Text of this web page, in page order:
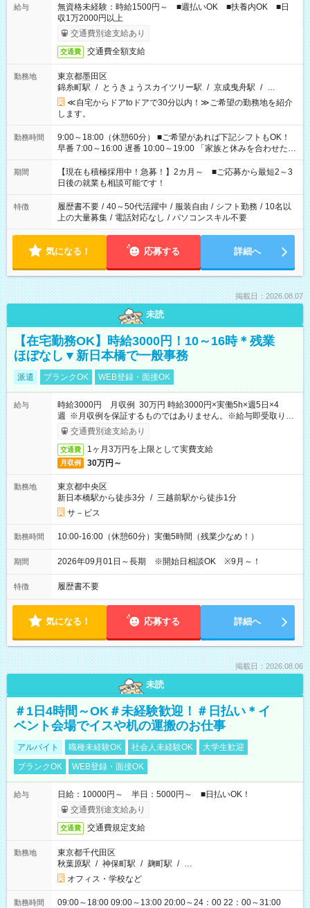
給与
無資格未経験：時給1500円～ ■週払いOK ■扶養内OK ■日
収1万2000円以上
交通費別途支給あり
交通費 交通費全額支給
勤務地
東京都墨田区
錦糸町駅 / とうきょうスカイツリー駅 / 京成曳舟駅 / …
≪自宅からドアtoドアで30分以内！≫ご希望の勤務地を紹介
します。
勤務時間
9:00～18:00（休憩60分） ■ご希望があれば下記シフトもOK！
早番 7:00～16:00 遅番 10:00～19:00 「家族と休みを合わせた
い」 「余裕を持って夕飯の準備がしたい」 「できれば残業はし
たくない」 など、ご希望を教えてくださいね。 ※Wワーク希望
の方へ 今ご覧のお仕事で希望する勤務時間と、もう1つのお仕事
の勤務時間。 合計で週40時間を超える場合は応募できません。
期間
【現在も積極採用中！急募！】2カ月～ ■ご応募から最短2～3
日後の就業も相談可能です！
特徴 履歴書不要 / 40～50代活躍中 / 服装自由 / シフト勤務 / 10名以
上の大量募集 / 電話対応なし / パソコンスキル不要
気になる！ 応募する 詳細へ
掲載日：2026.08.07
未読
【在宅勤務OK】時給3000円！10～16時＊残業
ほぼなし▼新日本橋で一般事務
派遣 ブランクOK WEB登録・面接OK
給与
時給3000円 月収例 30万円 時給3000円×実働5h×週5日×4
週 ※月収例を保証するものではありません。※給与即受取りサ
ービス利用可（利用条件有）
交通費別途支給あり
交通費 1ヶ月3万円を上限として実費支給
月収例 30万円～
勤務地
東京都中央区
新日本橋駅から徒歩3分 / 三越前駅から徒歩1分
サ－ビス
勤務時間 10:00-16:00（休憩60分）実働5時間（残業少なめ！）
期間 2026年09月01日～長期 ※開始日相談OK ※9月～！
特徴 履歴書不要
気になる！ 応募する 詳細へ
掲載日：2026.08.06
未読
＃1日4時間～OK＃未経験歓迎！＃日払い＊イ
ベント会場でイスや机の運搬のお仕事
アルバイト 職種未経験OK 社会人未経験OK
大学生歓迎
ブランクOK
WEB登録・面接OK
給与
日給：10000円～ 半日：5000円～ ■日払いOK！
交通費別途支給あり
交通費 交通費規定支給
勤務地
東京都千代田区
秋葉原駅 / 神保町駅 / 麹町駅 / …
オフィス・学校など
勤務時間
09:00～18:00 09:00～13:00 20:00～24：00 22：00～31:00